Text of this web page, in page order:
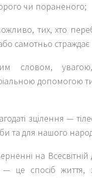
чи пораненого;
тих, хто
самотньо
словом,
допомогою
зцілення —
та для нашого
на
це спосіб життя,